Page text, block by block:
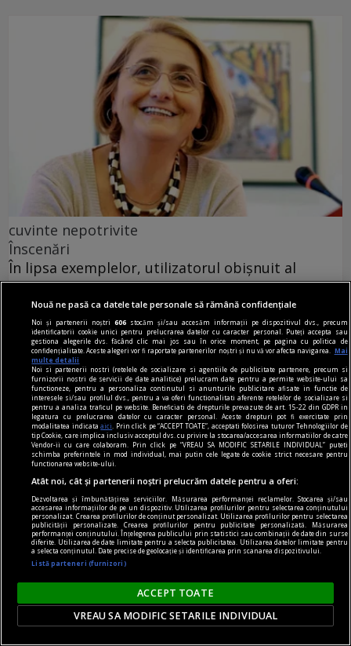
cuvinte nepotrivite
Înscenări
În lipsa exemplelor, utilizatorul obișnuit al
dicționarului nu poate fi sigur de excluderea unei
construcții.
Rodica ZAFIU
prof, viața mea
Viitorul începe ieri
Au mai fost și alte titluri, bineînțeles, poate nu
atît de cunoscute, unele de psihologie și
dezvoltare personală.
Nouă ne pasă ca datele tale personale să rămână confidențiale
Noi și partenerii noștri606 stocăm și/sau accesăm informații pe dispozitivul dvs., precum
identificatorii cookie unici pentru prelucrarea datelor cu caracter personal. Puteți accepta sau
gestiona alegerile dvs. făcând clic mai jos sau în orice moment, pe pagina cu politica de
confidențialitate. Aceste alegeri vor fi raportate partenerilor noștri și nu vă vor afecta navigarea.
Mai
multe detalii
Noi si partenerii nostri (retelele de socializare si agentiile de publicitate partenere, precum si
furnizorii nostri de servicii de date analitice) prelucram date pentru a permite website-ului sa
functioneze, pentru a personaliza continutul si anunturile publicitare afisate in functie de
interesele si/sau profilul dvs., pentru a va oferi functionalitati aferente retelelor de socializare si
pentru a analiza traficul pe website. Beneficiati de drepturile prevazute de art. 15-22 din GDPR in
legatura cu prelucrarea datelor cu caracter personal. Aceste drepturi pot fi exercitate prin
modalitatea indicataaici
. Prin click pe “ACCEPT TOATE”, acceptati folosirea tuturor Tehnologiilor de
tip Cookie, care implica inclusiv acceptul dvs. cu privire la stocarea/accesarea informatiilor de catre
Vendor-ii cu care colaboram. Prin click pe “VREAU SA MODIFIC SETARILE INDIVIDUAL” puteti
schimba preferintele in mod individual, mai putin cele legate de cookie strict necesare pentru
functionarea website-ului.
Atât noi, cât și partenerii noștri prelucrăm datele pentru a oferi:
Dezvoltarea și îmbunătățirea serviciilor. Măsurarea performanței reclamelor. Stocarea și/sau
accesarea informațiilor de pe un dispozitiv. Utilizarea profilurilor pentru selectarea conținutului
personalizat. Crearea profilurilor de conținut personalizat. Utilizarea profilurilor pentru selectarea
publicității personalizate. Crearea profilurilor pentru publicitate personalizată. Măsurarea
performanței conținutului. Înțelegerea publicului prin statistici sau combinații de date din surse
diferite. Utilizarea de date limitate pentru a selecta publicitatea. Utilizarea datelor limitate pentru
a selecta conținutul. Date precise de geolocație și identificarea prin scanarea dispozitivului.
Listă parteneri (furnizori)
ACCEPT TOATE
VREAU SA MODIFIC SETARILE INDIVIDUAL